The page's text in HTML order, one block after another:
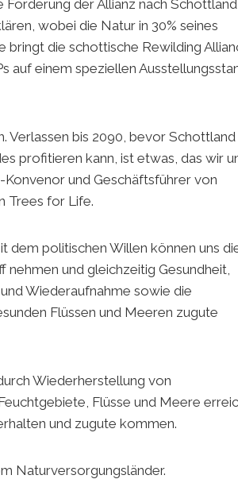
Forderung der Allianz nach Schottland
wobei die Natur in 30% seines
bringt die schottische Rewilding
auf einem speziellen
Verlassen bis 2090, bevor Schottland
profitieren kann, ist etwas, das wir
und Geschäftsführer von
Trees for Life.
dem politischen Willen können uns
und gleichzeitig Gesundheit,
Wiederaufnahme sowie die
Flüssen und Meeren zugute
Wiederherstellung von
Flüsse und Meere
und zugute kommen.
Naturversorgungsländer.